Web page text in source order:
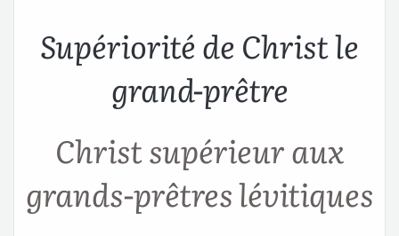
Supériorité de Christ le
grand-prêtre
Christ supérieur aux
grands-prêtres lévitiques